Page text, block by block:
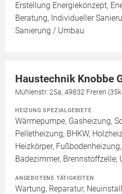
Erstellung Energiekonzept,
Beratung, Individueller
Sanierung / Umbau
Haustechnik Knobbe
Mühlenstr. 25a, 49832 Freren
HEIZUNG SPEZIALGEBIETE
Wärmepumpe, Gasheizung,
Pelletheizung, BHKW,
Heizkörper,
Badezimmer, Brennstoffzelle,
ANGEBOTENE TÄTIGKEITEN
Wartung, Reparatur,